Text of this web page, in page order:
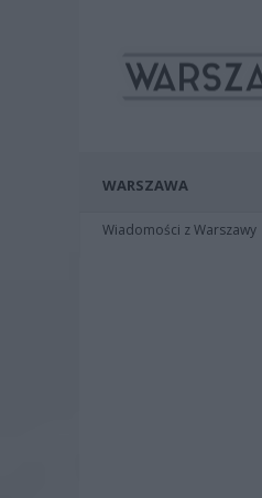
WARSZAWA
Wiadomości z Warszawy